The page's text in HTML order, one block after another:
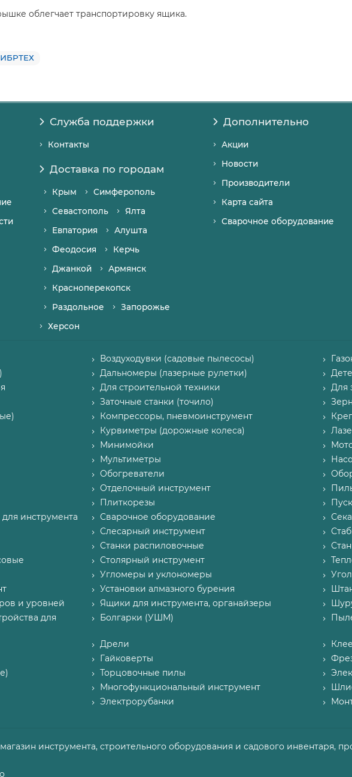
облегчает транспортировку ящика.
Служба поддержки
Контакты
Доставка по городам
Крым
Симферополь
Севастополь
Ялта
Евпатория
Алушта
Феодосия
Керчь
Джанкой
Армянск
Красноперекопск
Раздольное
Запорожье
Херсон
Дополнительно
Акции
Новости
Производители
Карта сайта
Сварочное оборудование
Воздуходувки (садовые пылесосы)
Дальномеры (лазерные рулетки)
Для строительной техники
Для
Заточные станки (точило)
Компрессоры, пневмоинструмент
Курвиметры (дорожные колеса)
Минимойки
Мультиметры
Обогреватели
Отделочный инструмент
Плиткорезы
инструмента
Сварочное оборудование
Слесарный инструмент
Станки распиловочные
Столярный инструмент
Угломеры и уклономеры
Установки алмазного бурения
и уровней
Ящики для инструмента, органайзеры
для
Болгарки (УШМ)
Дрели
Гайковерты
Торцовочные пилы
Многофункциональный инструмент
Электрорубанки
инструмента, строительного оборудования и садового инвентаря,